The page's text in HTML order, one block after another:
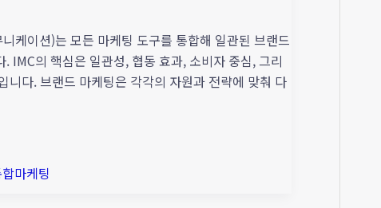
케이션)는 모든 마케팅 도구를 통합해 일관된 브랜드
IMC의 핵심은 일관성, 협동 효과, 소비자 중심, 그리
니다. 브랜드 마케팅은 각각의 자원과 전략에 맞춰 다
마케팅